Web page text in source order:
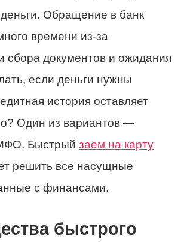
Обращение в банк
времени из-за
сбора документов и ожидания
если деньги нужны
история оставляет
Один из вариантов —
Быстрый заем на карту
решить все насущные
с финансами.
быстрого